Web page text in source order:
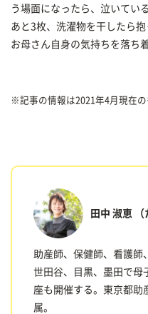
う場面になったら、泣いてい
あと3枚、洗濯物を干したら
お母さん自身の気持ちを落ち
※記事の情報は2021年4月現在の
田中 淑恵 （
助産師、保健師、看護師
世田谷、目黒、墨田で母
座も開催する。東京都助
属。